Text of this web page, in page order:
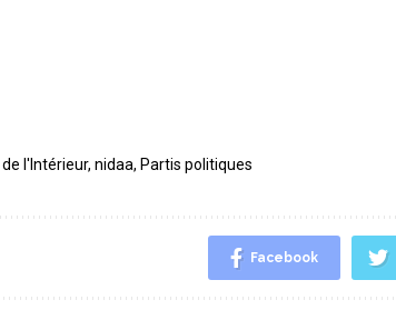
l'Intérieur, nidaa, Partis politiques
Facebook